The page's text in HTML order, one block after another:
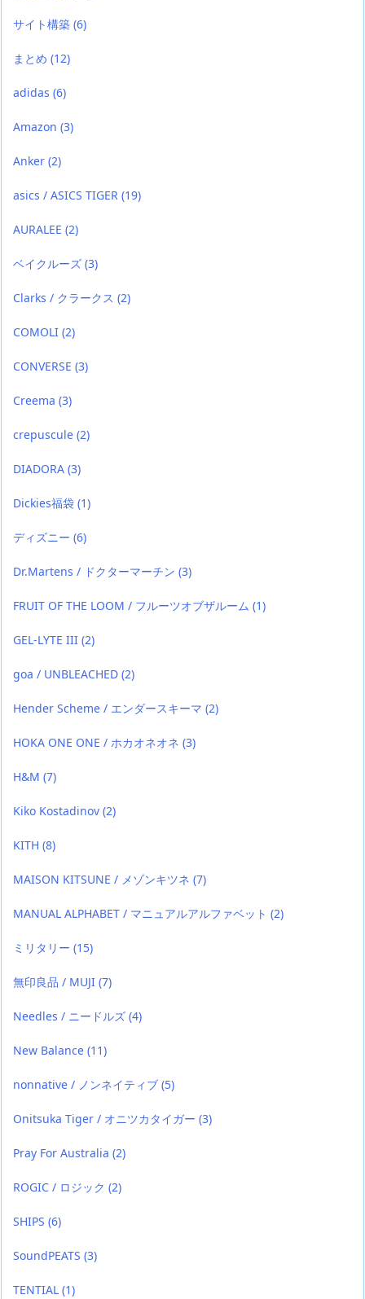
サイト構築 (6)
まとめ (12)
adidas (6)
Amazon (3)
Anker (2)
asics / ASICS TIGER (19)
AURALEE (2)
ベイクルーズ (3)
Clarks / クラークス (2)
COMOLI (2)
CONVERSE (3)
Creema (3)
crepuscule (2)
DIADORA (3)
Dickies福袋 (1)
ディズニー (6)
Dr.Martens / ドクターマーチン (3)
FRUIT OF THE LOOM / フルーツオブザルーム (1)
GEL-LYTE III (2)
goa / UNBLEACHED (2)
Hender Scheme / エンダースキーマ (2)
HOKA ONE ONE / ホカオネオネ (3)
H&M (7)
Kiko Kostadinov (2)
KITH (8)
MAISON KITSUNE / メゾンキツネ (7)
MANUAL ALPHABET / マニュアルアルファベット (2)
ミリタリー (15)
無印良品 / MUJI (7)
Needles / ニードルズ (4)
New Balance (11)
nonnative / ノンネイティブ (5)
Onitsuka Tiger / オニツカタイガー (3)
Pray For Australia (2)
ROGIC / ロジック (2)
SHIPS (6)
SoundPEATS (3)
TENTIAL (1)